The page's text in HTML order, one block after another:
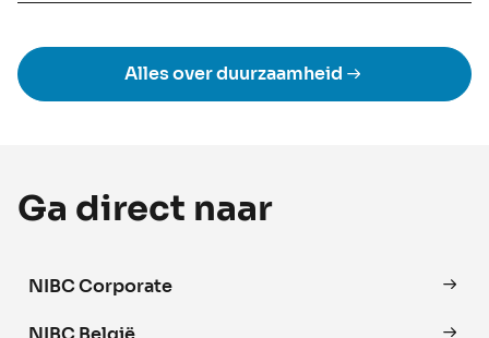
Alles over duurzaamheid
Ga direct naar
NIBC Corporate